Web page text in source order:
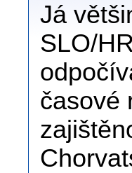
Já
SLO/
časové